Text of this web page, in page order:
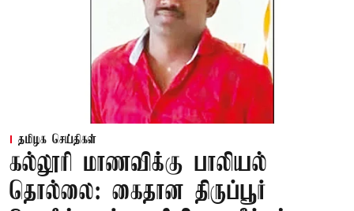
தமிழக செய்திகள்
கல்லூரி மாணவிக்கு பாலியல்
தொல்லை: கைதான திருப்பூர்